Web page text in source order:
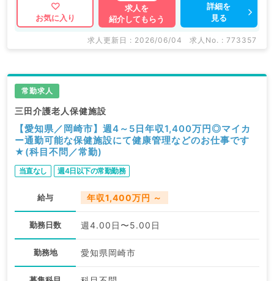
お気に入り
求人を
紹介してもらう
詳細を
見る
求人更新日 : 2026/06/04 求人No. : 773357
常勤求人
三田介護老人保健施設
【愛知県／岡崎市】週4～5日年収1,400万円◎マイカ
ー通勤可能な保健施設にて健康管理などのお仕事です
★(科目不問／常勤)
当直なし 週4日以下の常勤勤務
給与 年収1,400万円 ～
勤務日数 週4.00日〜5.00日
勤務地 愛知県岡崎市